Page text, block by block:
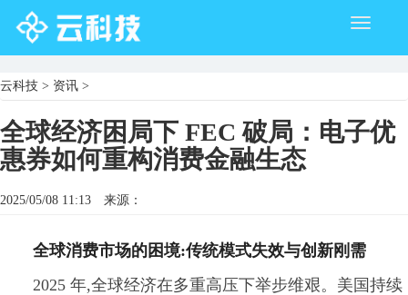
Toggle
云科技 > 资讯 >
全球经济困局下 FEC 破局：电子优
惠券如何重构消费金融生态
2025/05/08 11:13 来源：
全球消费市场的困境:传统模式失效与创新刚需
2025 年,全球经济在多重高压下举步维艰。美国持续